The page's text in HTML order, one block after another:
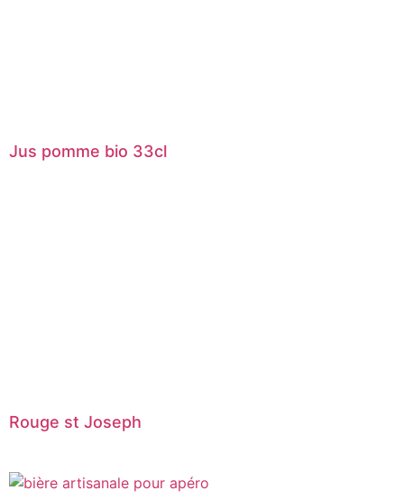
Jus pomme bio 33cl
Rouge st Joseph